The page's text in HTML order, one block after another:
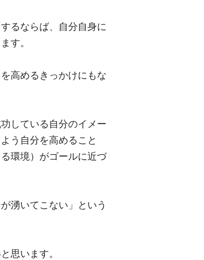
るならば、自分自身に
す。
高めるきっかけにもな
している自分のイメー
う自分を高めること
環境）がゴールに近づ
湧いてこない」という
思います。